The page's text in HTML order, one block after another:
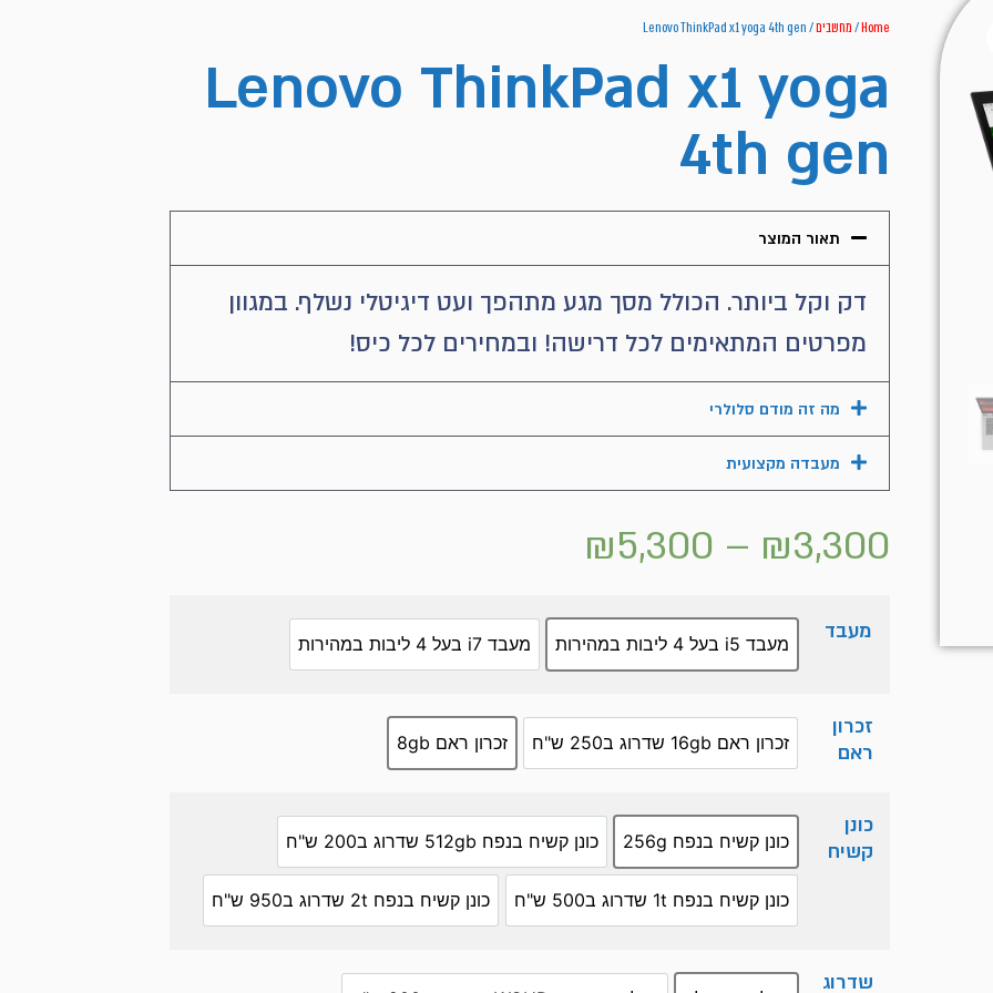
Home
/מחשבים/ Lenovo ThinkPad x1 yoga 4th gen
Lenovo ThinkPad x1 yoga
4th gen
תאור המוצר
דק וקל ביותר. הכולל מסך מגע מתהפך ועט דיגיטלי נשלף. במגוון
מפרטים המתאימים לכל דרישה! ובמחירים לכל כיס!
מה זה מודם סלולרי
מעבדה מקצועית
₪3,300
–
₪5,300
מעבד
מעבד i5 בעל 4 ליבות במהירות מעבד i7 בעל 4 ליבות במהירות
זכרון
ראם
זכרון ראם 16gb שדרוג ב250 ש"ח זכרון ראם 8gb
כונן
קשיח
כונן קשיח בנפח 256g כונן קשיח בנפח 512gb שדרוג ב200 ש"ח
כונן קשיח בנפח 1t שדרוג ב500 ש"ח כונן קשיח בנפח 2t שדרוג ב950 ש"ח
שדרוג